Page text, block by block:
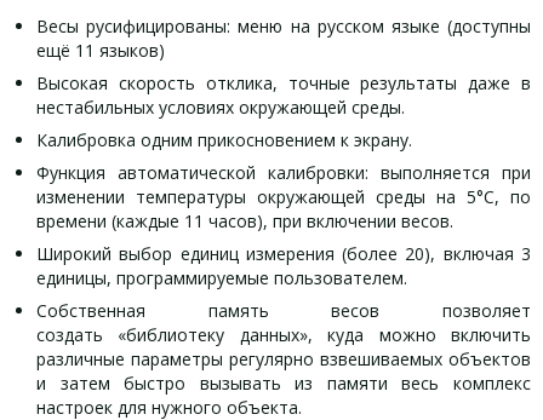
Весы русифицированы: меню на русском языке (доступны
ещё 11 языков)
Высокая скорость отклика, точные результаты даже в
нестабильных условиях окружающей среды.
Калибровка одним прикосновением к экрану.
Функция автоматической калибровки: выполняется при
изменении температуры окружающей среды на 5°C, по
времени (каждые 11 часов), при включении весов.
Широкий выбор единиц измерения (более 20), включая 3
единицы, программируемые пользователем.
Собственная память весов позволяет
создать «библиотеку данных», куда можно включить
различные параметры регулярно взвешиваемых объектов
и затем быстро вызывать из памяти весь комплекс
настроек для нужного объекта.